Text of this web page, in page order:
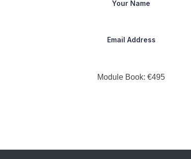
Your Name
Email Address
Module Book: €495